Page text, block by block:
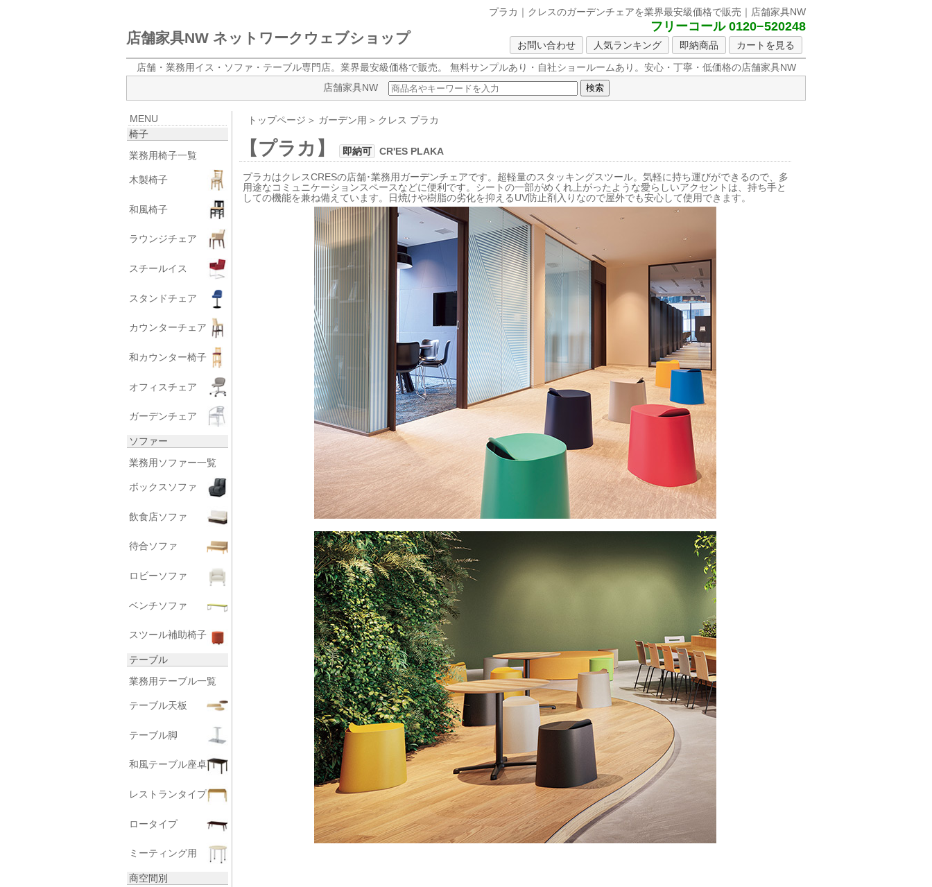
プラカ｜クレスのガーデンチェアを業界最安級価格で販売｜店舗家具NW
店舗家具NW ネットワークウェブショップ
フリーコール 0120−520248
お問い合わせ 人気ランキング 即納商品
カートを見る
店舗・業務用イス・ソファ・テーブル専門店。業界最安級価格で販売。
無料サンプルあり・自社ショールームあり。安心・丁寧・低価格の店舗家具NW
店舗家具NW
MENU
椅子
業務用椅子一覧
木製椅子
和風椅子
ラウンジチェア
スチールイス
スタンドチェア
カウンターチェア
和カウンター椅子
オフィスチェア
ガーデンチェア
ソファー
業務用ソファー一覧
ボックスソファ
飲食店ソファ
待合ソファ
ロビーソファ
ベンチソファ
スツール補助椅子
テーブル
業務用テーブル一覧
テーブル天板
テーブル脚
和風テーブル座卓
レストランタイプ
ロータイプ
ミーティング用
商空間別
トップページ ＞ ガーデン用 ＞ クレス プラカ
【プラカ】 即納可 CR'ES PLAKA
プラカはクレスCRESの店舗･業務用ガーデンチェアです。超軽量のスタッキングスツール。気軽に持ち運びができるので、多
用途なコミュニケーションスペースなどに便利です。シートの一部がめくれ上がったような愛らしいアクセントは、持ち手と
しての機能を兼ね備えています。日焼けや樹脂の劣化を抑えるUV防止剤入りなので屋外でも安心して使用できます。